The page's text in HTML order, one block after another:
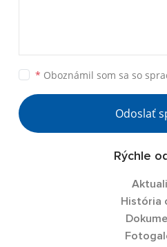
* Oboznámil som sa so
Odoslať
Rýchle
História